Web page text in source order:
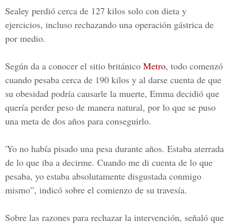
Sealey perdió cerca de 127 kilos solo con dieta y
ejercicios, incluso rechazando una operación gástrica de
por medio.
Según da a conocer el sitio británico Metro, todo comenzó
cuando pesaba cerca de 190 kilos y al darse cuenta de que
su obesidad podría causarle la muerte, Emma decidió que
quería perder peso de manera natural, por lo que se puso
una meta de dos años para conseguirlo.
'Yo no había pisado una pesa durante años. Estaba aterrada
de lo que iba a decirme. Cuando me di cuenta de lo que
pesaba, yo estaba absolutamente disgustada conmigo
mismo”, indicó sobre el comienzo de su travesía.
Sobre las razones para rechazar la intervención, señaló que